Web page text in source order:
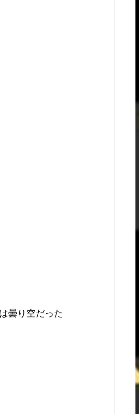
曇り空だった